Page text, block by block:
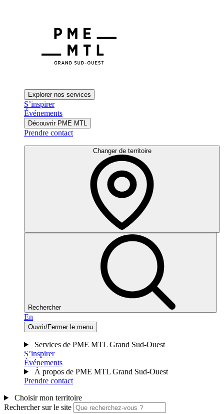
Explorer nos services
S’inspirer
Événements
Découvrir PME MTL
Prendre contact
Changer de territoire
Rechercher
En
Ouvrir/Fermer le menu
Services de PME MTL Grand Sud-Ouest
S’inspirer
Événements
À propos de PME MTL Grand Sud-Ouest
Prendre contact
Choisir mon territoire
Rechercher sur le site